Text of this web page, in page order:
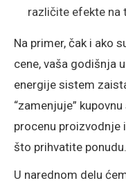
različite efekte na
Na primer, čak i ako
cene, vaša godišnja
energije sistem
“zamenjuje”
procenu proizvodnje
što prihvatite ponudu.
U narednom delu